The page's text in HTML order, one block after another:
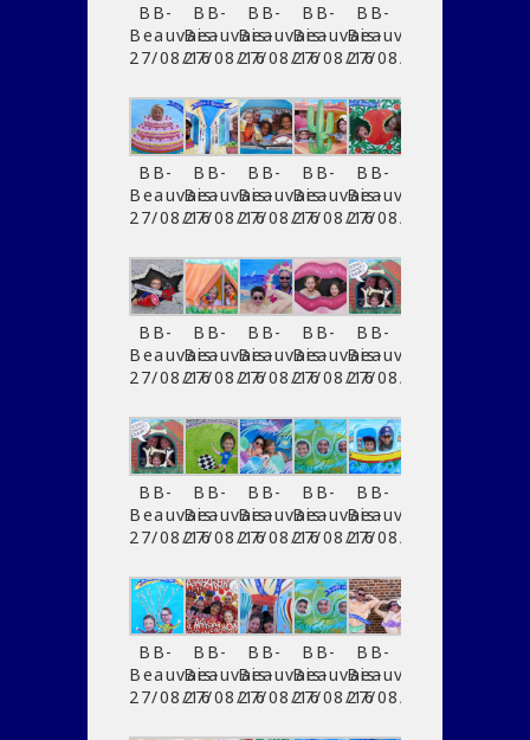
BB-
Beauvais-
27/08/16
BB-
Beauvais-
27/08/16
BB-
Beauvais-
27/08/16
BB-
Beauvais-
27/08/16
BB-
Beauvais-
27/08/16
BB-
Beauvais-
27/08/16
BB-
Beauvais-
27/08/16
BB-
Beauvais-
27/08/16
BB-
Beauvais-
27/08/16
BB-
Beauvais-
27/08/16
BB-
Beauvais-
27/08/16
BB-
Beauvais-
27/08/16
BB-
Beauvais-
27/08/16
BB-
Beauvais-
27/08/16
BB-
Beauvais-
27/08/16
BB-
Beauvais-
27/08/16
BB-
Beauvais-
27/08/16
BB-
Beauvais-
27/08/16
BB-
Beauvais-
27/08/16
BB-
Beauvais-
27/08/16
BB-
Beauvais-
27/08/16
BB-
Beauvais-
27/08/16
BB-
Beauvais-
27/08/16
BB-
Beauvais-
27/08/16
BB-
Beauvais-
27/08/16